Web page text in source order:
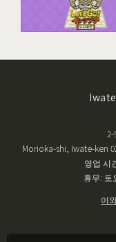
Morioka-shi, Iwate-ken
영업 시
휴무: 토
이